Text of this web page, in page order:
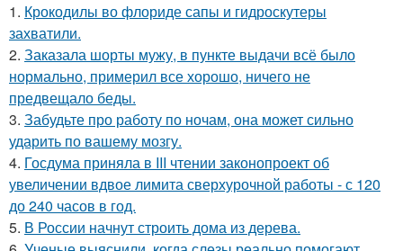
1. Крокодилы во флориде сапы и гидроскутеры
захватили.
2. Заказала шорты мужу, в пункте выдачи всё было
нормально, примерил все хорошо, ничего не
предвещало беды.
3. Забудьте про работу по ночам, она может сильно
ударить по вашему мозгу.
4. Госдума приняла в III чтении законопроект об
увеличении вдвое лимита сверхурочной работы - с 120
до 240 часов в год.
5. В России начнут строить дома из дерева.